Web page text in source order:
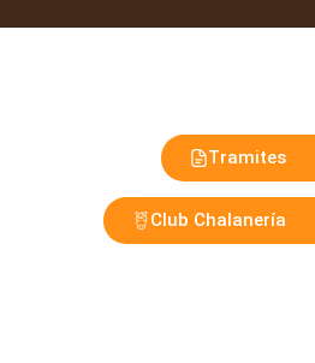
Tramites
Club Chalanería